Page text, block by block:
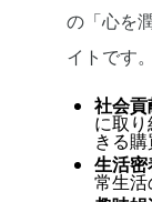
の「心を
イトです。
社会貢
に取
きる購
生活密
常生活